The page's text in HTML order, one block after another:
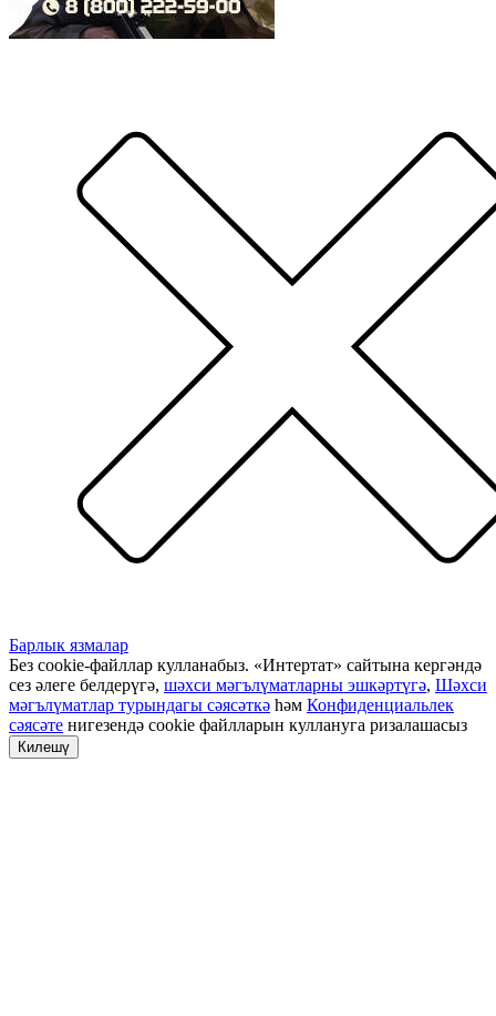
Барлык язмалар
Без cookie-файллар кулланабыз. «Интертат» сайтына кергәндә
сез әлеге белдерүгә, шәхси мәгълүматларны эшкәртүгә, Шәхси
мәгълүматлар турындагы сәясәткә һәм Конфиденциальлек
сәясәте нигезендә cookie файлларын куллануга ризалашасыз
Килешү